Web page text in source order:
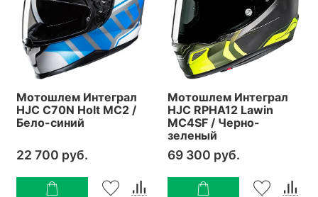
Мотошлем Интеграл
HJC C70N Holt MC2 /
Бело-синий
22 700 руб.
Мотошлем Интеграл
HJC RPHA12 Lawin
MC4SF / Черно-
зеленый
69 300 руб.